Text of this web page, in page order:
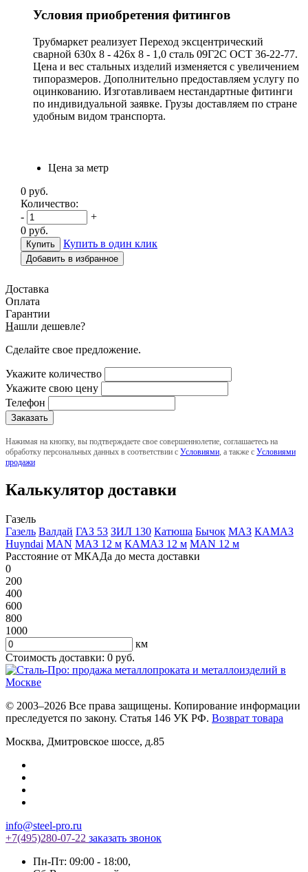
Условия приобретения фитингов
Трубмаркет реализует Переход эксцентрический
сварной 630х 8 - 426х 8 - 1,0 сталь 09Г2С ОСТ 36-22-77.
Цена и вес стальных изделий изменяется с увеличением
типоразмеров. Дополнительно предоставляем услугу по
оцинкованию. Изготавливаем нестандартные фитинги
по индивидуальной заявке. Грузы доставляем по стране
удобным видом транспорта.
Цена за метр
0 руб.
Количество:
-
+
0 руб.
Купить в один клик
Добавить в избранное
Доставка
Оплата
Гарантии
Нашли дешевле?
Сделайте свое предложение.
Укажите количество
Укажите свою цену
Телефон
Нажимая на кнопку, вы подтверждаете свое совершеннолетие, соглашаетесь на
обработку персональных данных в соответствии с Условиями , а также с Условиями
продажи
Калькулятор доставки
Газель
Газель Валдай ГАЗ 53 ЗИЛ 130 Катюша Бычок МАЗ КАМАЗ
Huyndai MAN МАЗ 12 м КАМАЗ 12 м MAN 12 м
Расстояние от МКАДа до места доставки
0
200
400
600
800
1000
км
Стоимость доставки: 0 руб.
© 2003–2026 Все права защищены. Копирование информации
преследуется по закону. Статья 146 УК РФ. Возврат товара
Москва, Дмитровское шоссе, д.85
info@steel-pro.ru
+7(495)280-07-22 заказать звонок
Пн-Пт: 09:00 - 18:00,